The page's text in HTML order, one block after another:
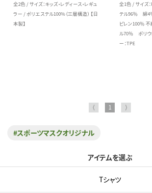
全2色 / サイズ：キッズ・レディース・レギュ
ラー / ポリエステル100%（三層構造） 【日
本製】
全1色 / サイズ
テル96％ 綿4
ピレン100％
ル70％ ポリウ
ー：TPE
⟨ 1 ⟩
#スポーツマスクオリジナル
アイテムを選ぶ
Tシャツ